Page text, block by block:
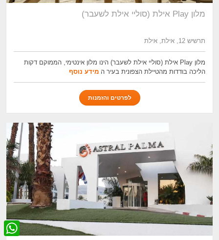
מלון Play אילת (סוליי אילת לשעבר)
תרשיש 12, אילת, אילת
מלון Play אילת (סוליי אילת לשעבר) הינו מלון אינטימי, הממוקם דקות
הליכה בודדות מהטיילת הצפונית בעיר המידע נוסף
לפרטים והזמנות
W
h